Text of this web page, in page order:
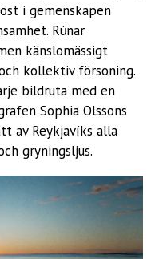
i gemenskapen
Rúnar
känslomässigt
kollektiv försoning.
bildruta med en
Sophia Olssons
av Reykjavíks alla
gryningsljus.